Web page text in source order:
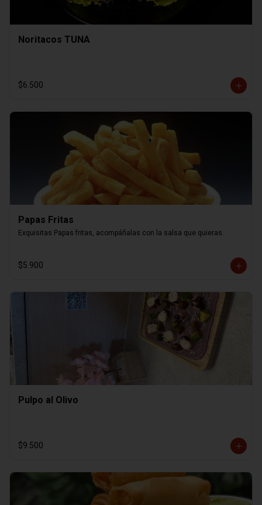
Noritacos TUNA
$6.500
Papas Fritas
Exquisitas Papas fritas, acompáñalas con la salsa que quieras.
$5.900
Pulpo al Olivo
$9.500